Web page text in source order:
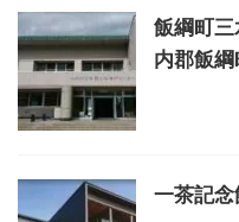
飯綱町
内郡飯綱
一茶記念